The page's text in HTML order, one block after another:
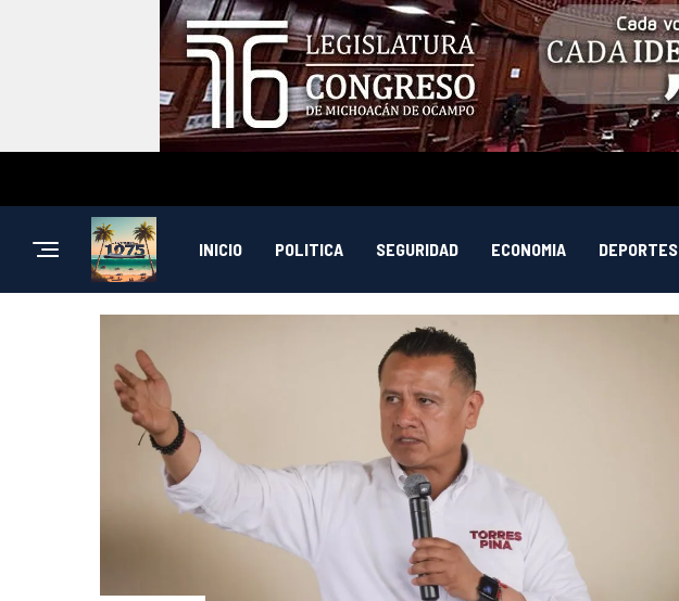
INICIO POLITICA SEGURIDAD ECONOMIA DEPORTES